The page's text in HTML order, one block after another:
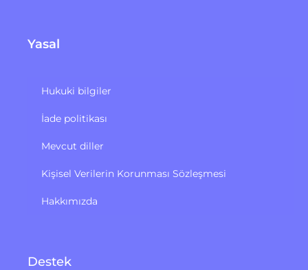
Yasal
Hukuki bilgiler
İade politikası
Mevcut diller
Kişisel Verilerin Korunması Sözleşmesi
Hakkımızda
Destek